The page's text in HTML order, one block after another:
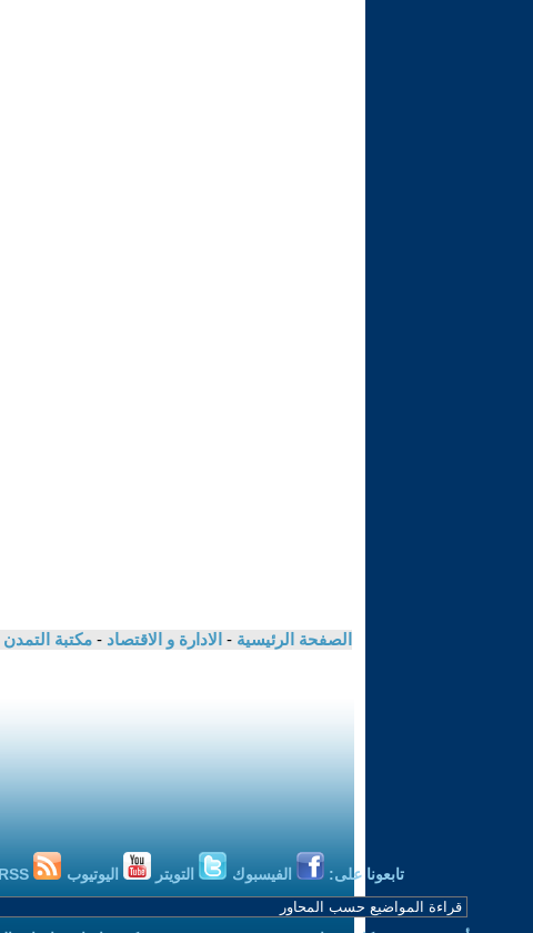
الصفحة الرئيسية - الادارة و الاقتصاد - مكتبة التمدن
تابعونا على: الفيسبوك التويتر اليوتيوب